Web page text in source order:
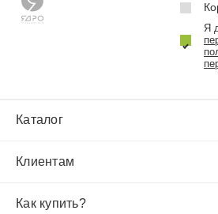
Каталог
Клиентам
Как купить?
Я